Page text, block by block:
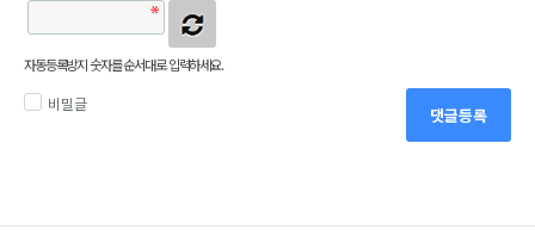
자동등록방지 숫자를 순서대로 입력하세요.
비밀글
댓글등록